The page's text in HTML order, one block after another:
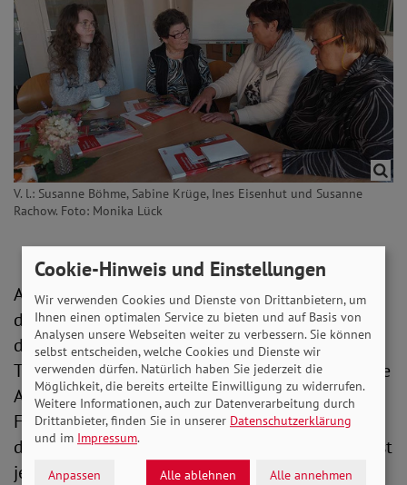
V. l.: Susanne Böhme, Sabine Krüge, Ines Eisenhut und Susanne
Rachow. Foto: Monika Lück
An diesem Nachmittag stellten die SoVD-Frauen
den Sozialverband vor, seine Geschichte und
dessen heutige Aufgaben. Die 15
Teilnehmerinnen erhielten dazu Infomaterial. Die
Anwesenden zeigten großes Interesse an
Frauenthemen und diskutierten angeregt über
die Probleme von Frauen in der Gesellschaft. Fast
jede Teilnehmerin hatte schon selbst
Cookie-Hinweis und Einstellungen
Wir verwenden Cookies und Dienste von Drittanbietern, um
Ihnen einen optimalen Service zu bieten und auf Basis von
Analysen unsere Webseiten weiter zu verbessern. Sie können
selbst entscheiden, welche Cookies und Dienste wir
verwenden dürfen. Natürlich haben Sie jederzeit die
Möglichkeit, die bereits erteilte Einwilligung zu widerrufen.
Weitere Informationen, auch zur Datenverarbeitung durch
Drittanbieter, finden Sie in unserer Datenschutzerklärung
und im Impressum.
Anpassen Alle ablehnen Alle annehmen